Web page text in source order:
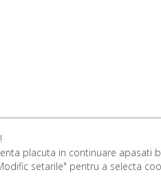
placuta in continuare apasati
setarile" pentru a selecta